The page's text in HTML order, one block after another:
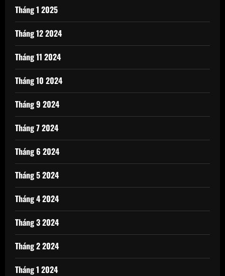
Tháng 1 2025
Tháng 12 2024
Tháng 11 2024
Tháng 10 2024
Tháng 9 2024
Tháng 7 2024
Tháng 6 2024
Tháng 5 2024
Tháng 4 2024
Tháng 3 2024
Tháng 2 2024
Tháng 1 2024